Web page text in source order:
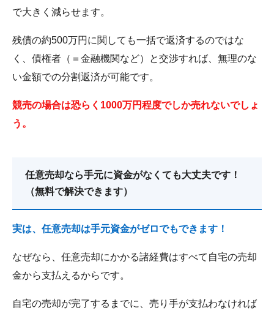
で大きく減らせます。
残債の約500万円に関しても一括で返済するのではな
く、債権者（＝金融機関など）と交渉すれば、無理のな
い金額での分割返済が可能です。
競売の場合は恐らく1000万円程度でしか売れないでしょ
う。
任意売却なら手元に資金がなくても大丈夫です！
（無料で解決できます）
実は、任意売却は手元資金がゼロでもできます！
なぜなら、任意売却にかかる諸経費はすべて自宅の売却
金から支払えるからです。
自宅の売却が完了するまでに、売り手が支払わなければ